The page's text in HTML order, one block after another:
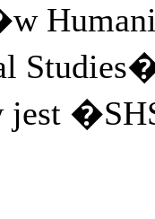
jest